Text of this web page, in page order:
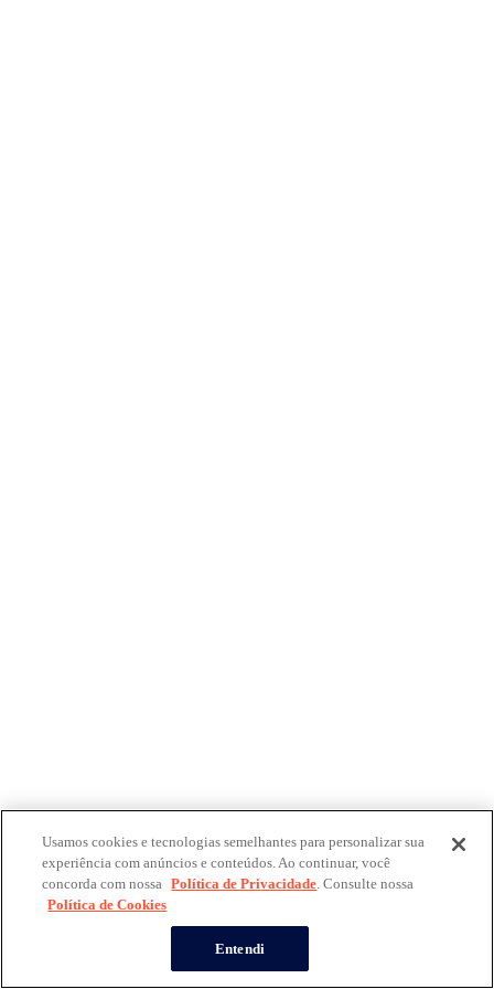
Usamos cookies e tecnologias semelhantes para personalizar sua
experiência com anúncios e conteúdos. Ao continuar, você
concorda com nossa Política de Privacidade. Consulte nossa
Política de Cookies
Entendi